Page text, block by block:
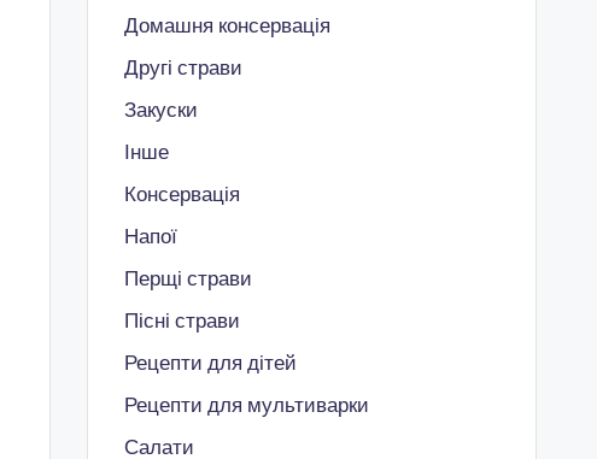
Домашня консервація
Другі страви
Закуски
Інше
Консервація
Напої
Перщі страви
Пісні страви
Рецепти для дітей
Рецепти для мультиварки
Салати